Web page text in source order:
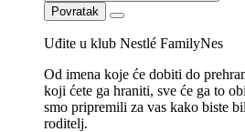
Povratak
Uđite u klub Nestlé FamilyNes
Od imena koje će dobiti do
koji ćete ga hraniti, sve će ga to
smo pripremili za vas kako biste
roditelj.